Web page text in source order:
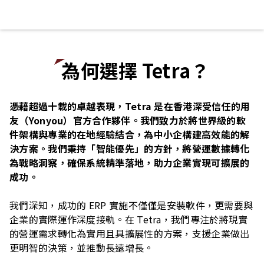
為何選擇 Tetra？
憑藉超過十載的卓越表現，Tetra 是在香港深受信任的用
友（Yonyou）官方合作夥伴。我們致力於將世界級的軟
件架構與專業的在地經驗結合，為中小企構建高效能的解
決方案。我們秉持「智能優先」的方針，將營運數據轉化
為戰略洞察，確保系統精準落地，助力企業實現可擴展的
成功。
我們深知，成功的 ERP 實施不僅僅是安裝軟件，更需要與
企業的實際運作深度接軌。在 Tetra，我們專注於將現實
的營運需求轉化為實用且具擴展性的方案，支援企業做出
更明智的決策，並推動長遠增長。